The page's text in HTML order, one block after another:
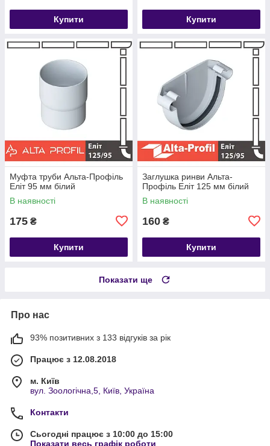
Купити Купити
Муфта труби Альта-Профіль
Еліт 95 мм білий
В наявності
175 ₴
Купити
Заглушка ринви Альта-
Профіль Еліт 125 мм білий
В наявності
160 ₴
Купити
Показати ще
Про нас
93% позитивних з 133 відгуків за рік
Працює з 12.08.2018
м. Київ
вул. Зоологічна,5, Київ, Україна
Контакти
Сьогодні працює з 10:00 до 15:00
Показати весь графік роботи